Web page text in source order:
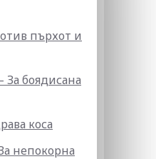
пърхот и
За боядисана
коса
непокорна